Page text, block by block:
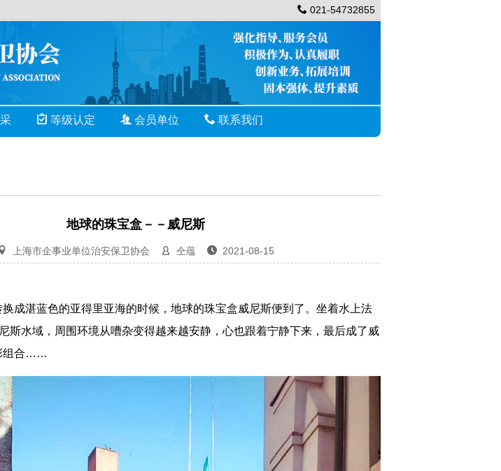
021-54732855
等级认定 会员单位 联系我们
地球的珠宝盒－－威尼斯
上海市企事业单位治安保卫协会 仝蕴 2021-08-15
湛蓝色的亚得里亚海的时候，地球的珠宝盒威尼斯便到了。坐着水上法
斯水域，周围环境从嘈杂变得越来越安静，心也跟着宁静下来，最后成了威
组合……